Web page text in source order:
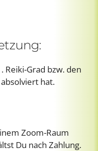
Reiki-Grad bzw. den
hat.
Zoom-Raum
Du nach Zahlung.